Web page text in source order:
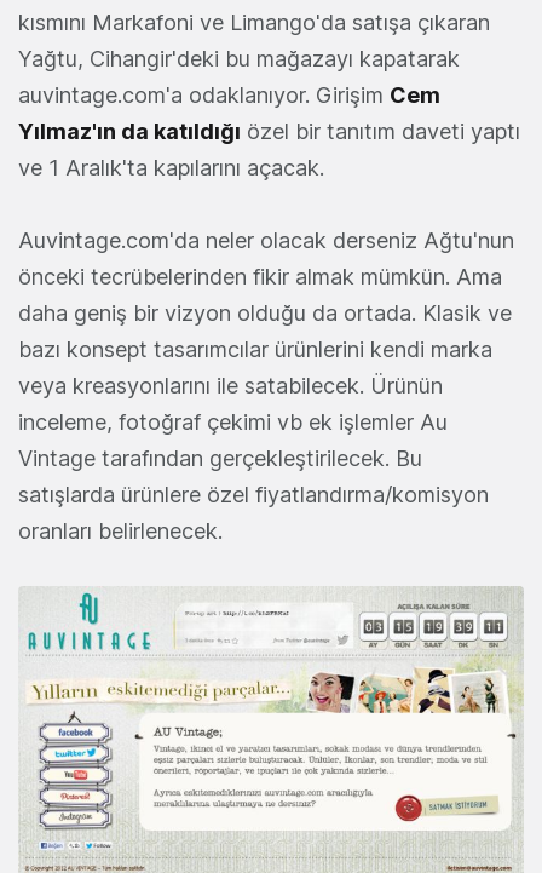
kısmını Markafoni ve Limango'da satışa çıkaran
Yağtu, Cihangir'deki bu mağazayı kapatarak
auvintage.com'a odaklanıyor. Girişim Cem
Yılmaz'ın da katıldığı özel bir tanıtım daveti yaptı
ve 1 Aralık'ta kapılarını açacak.
Auvintage.com'da neler olacak derseniz Ağtu'nun
önceki tecrübelerinden fikir almak mümkün. Ama
daha geniş bir vizyon olduğu da ortada. Klasik ve
bazı konsept tasarımcılar ürünlerini kendi marka
veya kreasyonlarını ile satabilecek. Ürünün
inceleme, fotoğraf çekimi vb ek işlemler Au
Vintage tarafından gerçekleştirilecek. Bu
satışlarda ürünlere özel fiyatlandırma/komisyon
oranları belirlenecek.